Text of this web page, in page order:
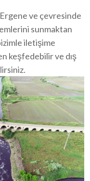
ve çevresinde
sunmaktan
iletişime
keşfedebilir ve dış